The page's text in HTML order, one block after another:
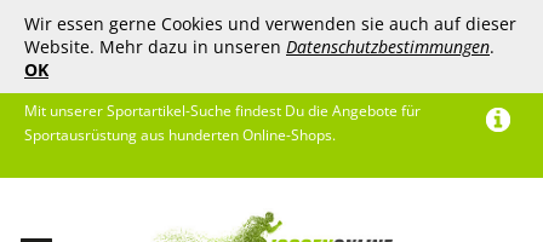
Wir essen gerne Cookies und verwenden sie auch auf dieser
Website. Mehr dazu in unseren Datenschutzbestimmungen.
OK
Mit unserer Sportartikel-Suche findest Du die Angebote für
Sportausrüstung aus hunderten Online-Shops.